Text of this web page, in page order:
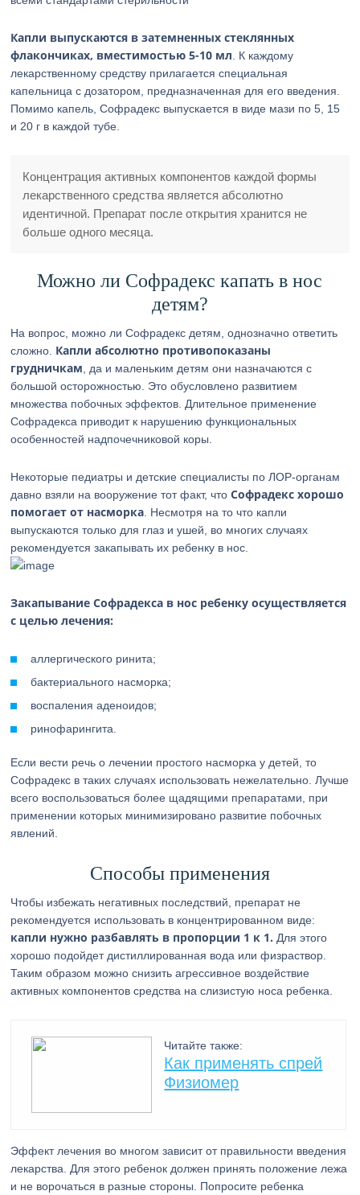
Капли выпускаются в затемненных стеклянных
флакончиках, вместимостью 5-10 мл . К каждому
лекарственному средству прилагается специальная
капельница с дозатором, предназначенная для его введения.
Помимо капель, Софрадекс выпускается в виде мази по 5, 15
и 20 г в каждой тубе.
Концентрация активных компонентов каждой формы
лекарственного средства является абсолютно
идентичной. Препарат после открытия хранится не
больше одного месяца.
Можно ли Софрадекс капать в нос
детям?
На вопрос, можно ли Софрадекс детям, однозначно ответить
сложно. Капли абсолютно противопоказаны
грудничкам , да и маленьким детям они назначаются с
большой осторожностью. Это обусловлено развитием
множества побочных эффектов. Длительное применение
Софрадекса приводит к нарушению функциональных
особенностей надпочечниковой коры.
Некоторые педиатры и детские специалисты по ЛОР-органам
давно взяли на вооружение тот факт, чтоСофрадекс хорошо
помогает от насморка . Несмотря на то что капли
выпускаются только для глаз и ушей, во многих случаях
рекомендуется закапывать их ребенку в нос.
Закапывание Софрадекса в нос ребенку осуществляется
с целью лечения:
аллергического ринита;
бактериального насморка;
воспаления аденоидов;
ринофарингита.
Если вести речь о лечении простого насморка у детей, то
Софрадекс в таких случаях использовать нежелательно. Лучше
всего воспользоваться более щадящими препаратами, при
применении которых минимизировано развитие побочных
явлений.
Способы применения
Чтобы избежать негативных последствий, препарат не
рекомендуется использовать в концентрированном виде:
капли нужно разбавлять в пропорции 1 к 1. Для этого
хорошо подойдет дистиллированная вода или физраствор.
Таким образом можно снизить агрессивное воздействие
активных компонентов средства на слизистую носа ребенка.
Читайте также:
Как применять спрей
Физиомер
Эффект лечения во многом зависит от правильности введения
лекарства. Для этого ребенок должен принять положение лежа
и не ворочаться в разные стороны. Попросите ребенка